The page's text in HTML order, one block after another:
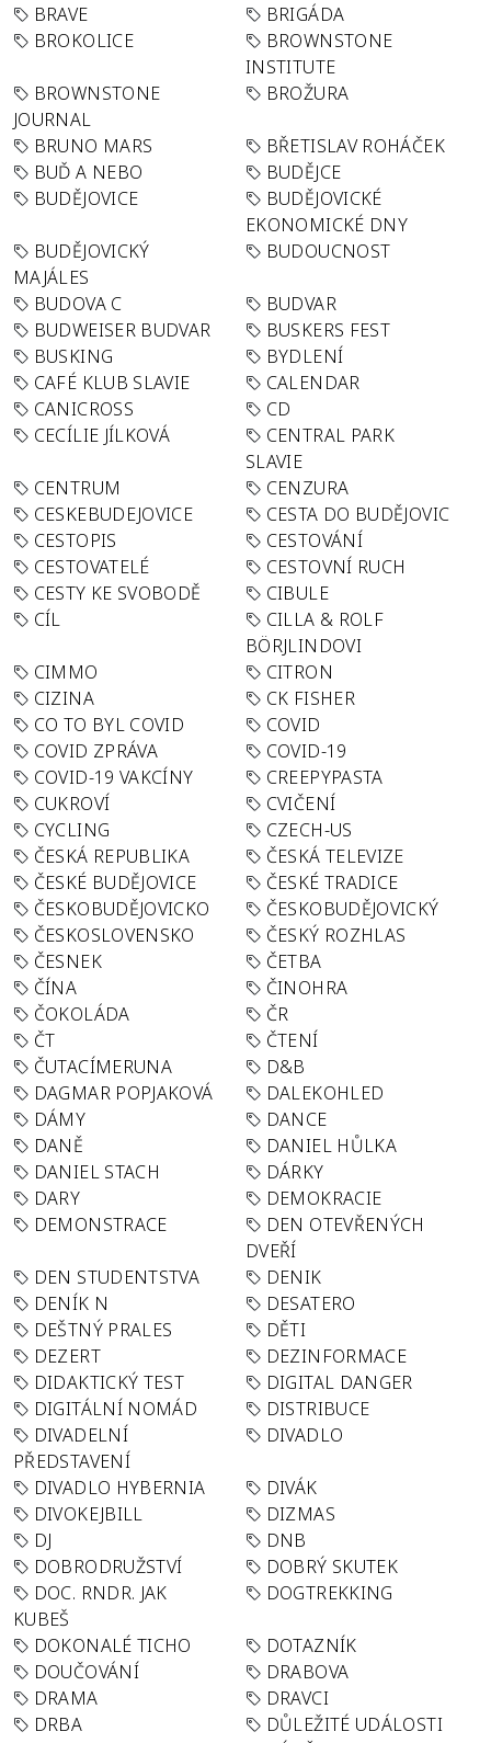
BRAVE
BRIGÁDA
BROKOLICE
BROWNSTONE
INSTITUTE
BROWNSTONE
JOURNAL
BROŽURA
BRUNO MARS
BŘETISLAV ROHÁČEK
BUĎ A NEBO
BUDĚJCE
BUDĚJOVICE
BUDĚJOVICKÉ
EKONOMICKÉ DNY
BUDĚJOVICKÝ
MAJÁLES
BUDOUCNOST
BUDOVA C
BUDVAR
BUDWEISER BUDVAR
BUSKERS FEST
BUSKING
BYDLENÍ
CAFÉ KLUB SLAVIE
CALENDAR
CANICROSS
CD
CECÍLIE JÍLKOVÁ
CENTRAL PARK
SLAVIE
CENTRUM
CENZURA
CESKEBUDEJOVICE
CESTA DO BUDĚJOVIC
CESTOPIS
CESTOVÁNÍ
CESTOVATELÉ
CESTOVNÍ RUCH
CESTY KE SVOBODĚ
CIBULE
CÍL
CILLA & ROLF
BÖRJLINDOVI
CIMMO
CITRON
CIZINA
CK FISHER
CO TO BYL COVID
COVID
COVID ZPRÁVA
COVID-19
COVID-19 VAKCÍNY
CREEPYPASTA
CUKROVÍ
CVIČENÍ
CYCLING
CZECH-US
ČESKÁ REPUBLIKA
ČESKÁ TELEVIZE
ČESKÉ BUDĚJOVICE
ČESKÉ TRADICE
ČESKOBUDĚJOVICKO
ČESKOBUDĚJOVICKÝ
ČESKOSLOVENSKO
ČESKÝ ROZHLAS
ČESNEK
ČETBA
ČÍNA
ČINOHRA
ČOKOLÁDA
ČR
ČT
ČTENÍ
ČUTACÍMERUNA
D&B
DAGMAR POPJAKOVÁ
DALEKOHLED
DÁMY
DANCE
DANĚ
DANIEL HŮLKA
DANIEL STACH
DÁRKY
DARY
DEMOKRACIE
DEMONSTRACE
DEN OTEVŘENÝCH
DVEŘÍ
DEN STUDENTSTVA
DENIK
DENÍK N
DESATERO
DEŠTNÝ PRALES
DĚTI
DEZERT
DEZINFORMACE
DIDAKTICKÝ TEST
DIGITAL DANGER
DIGITÁLNÍ NOMÁD
DISTRIBUCE
DIVADELNÍ
PŘEDSTAVENÍ
DIVADLO
DIVADLO HYBERNIA
DIVÁK
DIVOKEJBILL
DIZMAS
DJ
DNB
DOBRODRUŽSTVÍ
DOBRÝ SKUTEK
DOC. RNDR. JAK
KUBEŠ
DOGTREKKING
DOKONALÉ TICHO
DOTAZNÍK
DOUČOVÁNÍ
DRABOVA
DRAMA
DRAVCI
DRBA
DŮLEŽITÉ UDÁLOSTI